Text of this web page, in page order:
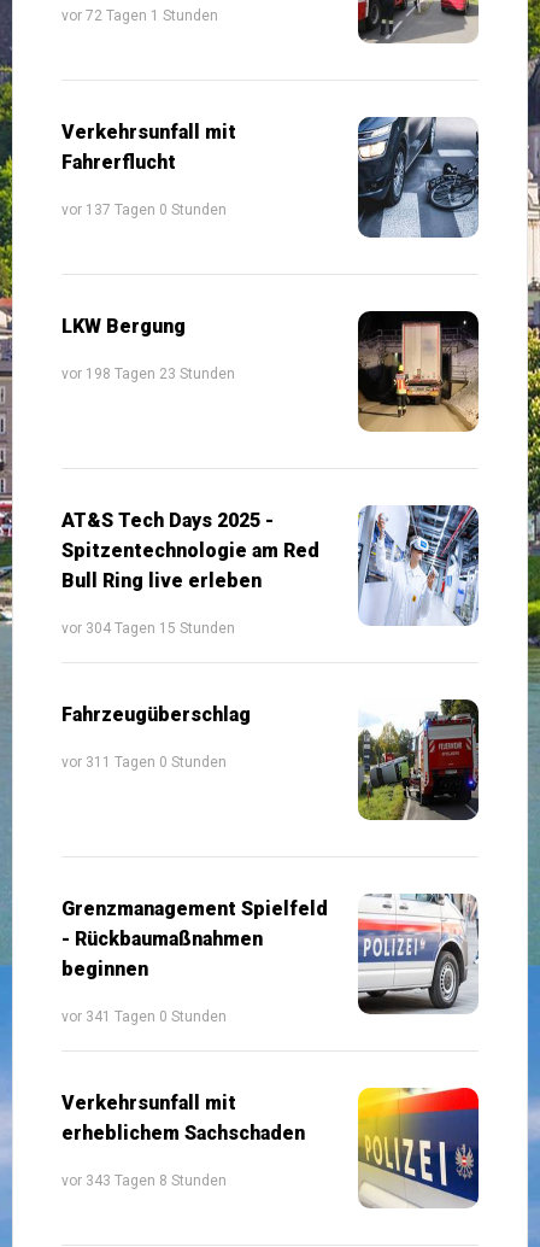
vor 72 Tagen 1 Stunden
Verkehrsunfall mit
Fahrerflucht
vor 137 Tagen 0 Stunden
LKW Bergung
vor 198 Tagen 23 Stunden
AT&S Tech Days 2025 -
Spitzentechnologie am Red
Bull Ring live erleben
vor 304 Tagen 15 Stunden
Fahrzeugüberschlag
vor 311 Tagen 0 Stunden
Grenzmanagement Spielfeld
- Rückbaumaßnahmen
beginnen
vor 341 Tagen 0 Stunden
Verkehrsunfall mit
erheblichem Sachschaden
vor 343 Tagen 8 Stunden